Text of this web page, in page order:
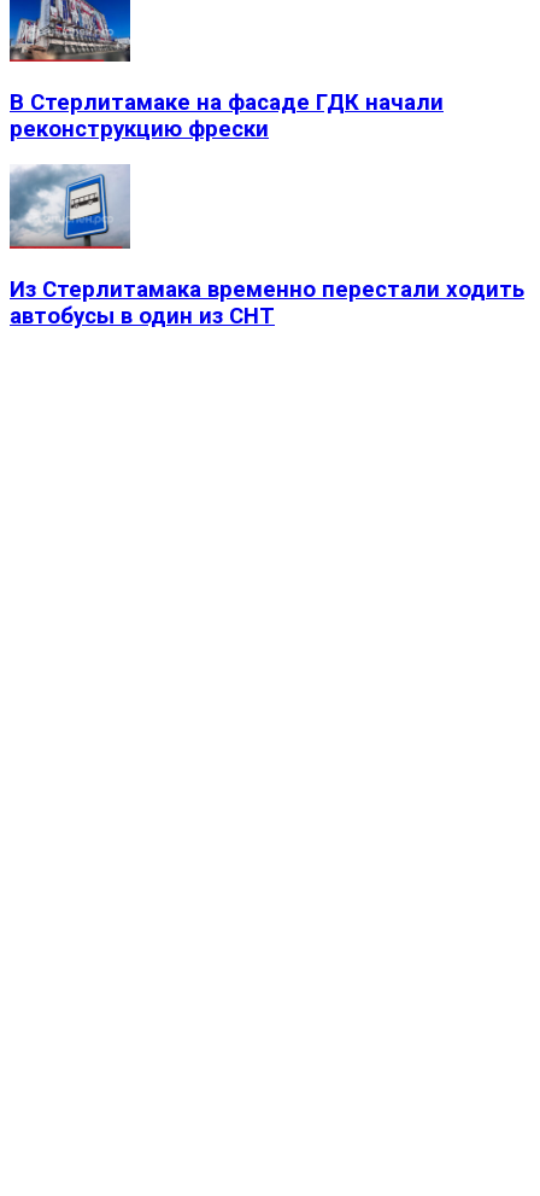
В Стерлитамаке на фасаде ГДК начали
реконструкцию фрески
Из Стерлитамака временно перестали ходить
автобусы в один из СНТ